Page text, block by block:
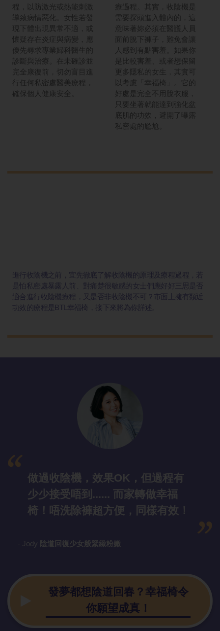
程，以防激光或熱能刺激
導致病情惡化。女性若發
現下體出現異常不適，或
懷疑存在炎症與病變，應
優先尋求專業婦科醫生的
診斷與治療。在未確診並
完全康復前，切勿盲目進
行任何私密處醫美療程，
確保個人健康安全。
療過程。其實，收陰機是
需要探頭進入體內的，這
意味著妳必須在醫護人員
面前脫下褲子，難免會讓
人感到有點害羞。如果你
是比較害羞、或者想保留
更多隱私的女生，其實可
以考慮「幸福椅」。它的
好處是完全不用脫衣服，
只要坐著就能達到強化盆
底肌的功效，避開了曝露
私密處的尷尬。
進行收陰機之前，宜先徹底了解收陰機的原理及療程過程，若
是怕私密處暴露人前、對痛楚很敏感的女士們應好好三思是否
適合進行收陰機療程，又是否非收陰機不可？市面上擁有類近
功效的療程是BTL幸福椅，接下來將為你詳述。
做過收陰機，效果OK，但過程有
少少接受唔到...... 而家轉做幸福
椅！唔洗除褲超方便，同樣有效！
- Jody 陰道回復少女般緊緻粉嫩
發夢都想陰道回春？幸福椅令
你願望成真！